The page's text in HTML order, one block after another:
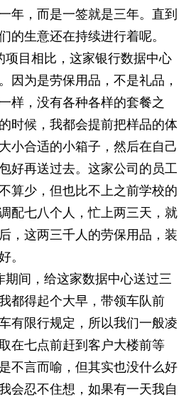
年，而是一签就是三年。直到
的生意还在持续进行着呢。
项目相比，这家银行数据中心
因为是劳保用品，不是礼品，
样，没有各种各样的套餐之
时候，我都会提前把样品的体
小合适的小箱子，然后在自己
好再送过去。这家公司的员工
算少，但也比不上之前学校的
配七八个人，忙上两三天，就
，这两三千人的劳保用品，装
。
期间，给这家数据中心送过三
都得起个大早，带领车队前
有限行规定，所以我们一般凌
在七点前赶到客户大楼前等
不言而喻，但其实也没什么好
会忍不住想，如果有一天我自